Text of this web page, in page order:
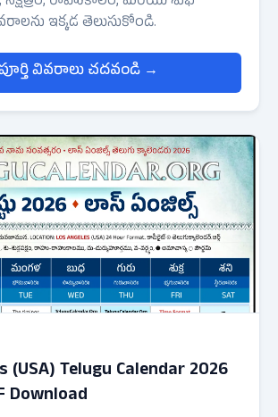
ఇక్కడ తెలుసుకోండి.
వివరాలు చదవండి →
(USA) Telugu Calendar 2026
Download